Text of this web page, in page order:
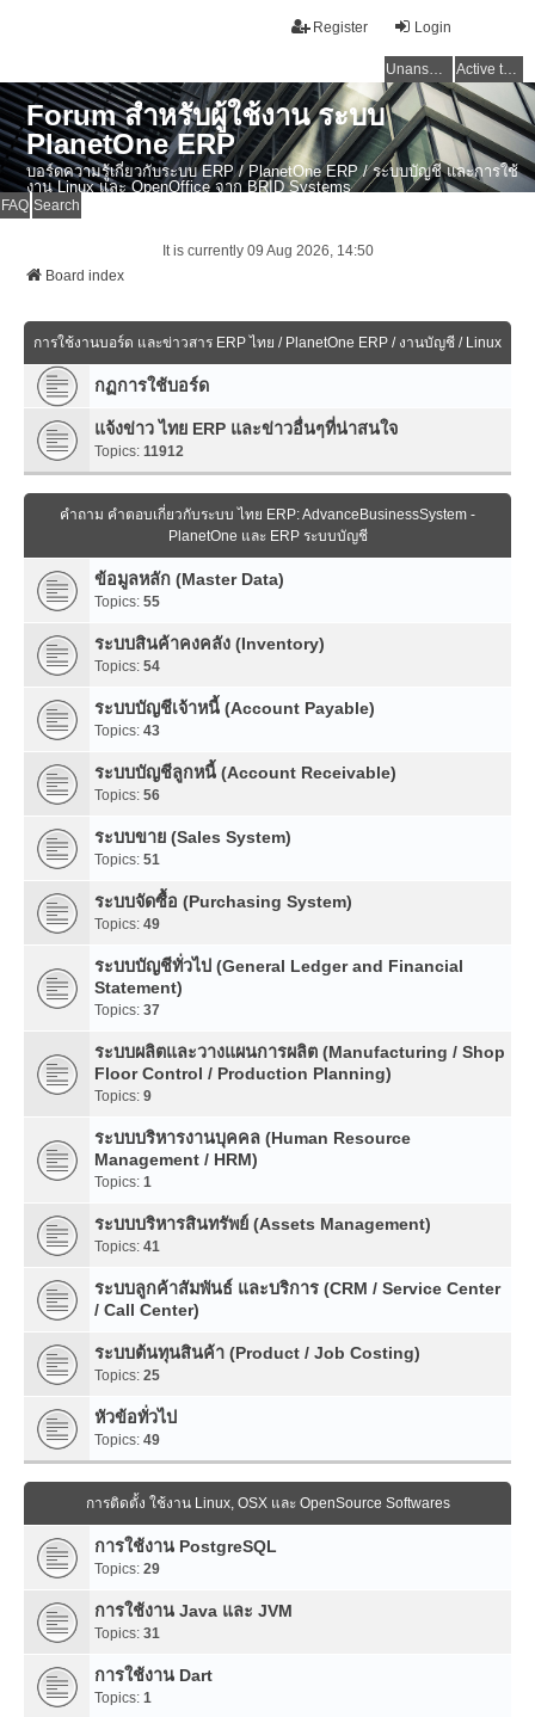
Login
Register
Unanswered topics Active topics
Forum สำหรับผู้ใช้งาน ระบบ
PlanetOne ERP
บอร์ดความรู้เกี่ยวกับระบบ ERP / PlanetOne ERP / ระบบบัญชี และการใช้
งาน Linux และ OpenOffice จาก BRID Systems
FAQ Search
It is currently 09 Aug 2026, 14:50
Board index
การใช้งานบอร์ด และข่าวสาร ERP ไทย / PlanetOne ERP / งานบัญชี / Linux
กฏการใช้บอร์ด
แจ้งข่าว ไทย ERP และข่าวอื่นๆที่น่าสนใจ
Topics: 11912
คำถาม คำตอบเกี่ยวกับระบบ ไทย ERP: AdvanceBusinessSystem -
PlanetOne และ ERP ระบบบัญชี
ข้อมูลหลัก (Master Data)
Topics: 55
ระบบสินค้าคงคลัง (Inventory)
Topics: 54
ระบบบัญชีเจ้าหนี้ (Account Payable)
Topics: 43
ระบบบัญชีลูกหนี้ (Account Receivable)
Topics: 56
ระบบขาย (Sales System)
Topics: 51
ระบบจัดซื้อ (Purchasing System)
Topics: 49
ระบบบัญชีทั่วไป (General Ledger and Financial
Statement)
Topics: 37
ระบบผลิตและวางแผนการผลิต (Manufacturing / Shop
Floor Control / Production Planning)
Topics: 9
ระบบบริหารงานบุคคล (Human Resource
Management / HRM)
Topics: 1
ระบบบริหารสินทรัพย์ (Assets Management)
Topics: 41
ระบบลูกค้าสัมพันธ์ และบริการ (CRM / Service Center
/ Call Center)
ระบบต้นทุนสินค้า (Product / Job Costing)
Topics: 25
หัวข้อทั่วไป
Topics: 49
การติดตั้ง ใช้งาน Linux, OSX และ OpenSource Softwares
การใช้งาน PostgreSQL
Topics: 29
การใช้งาน Java และ JVM
Topics: 31
การใช้งาน Dart
Topics: 1